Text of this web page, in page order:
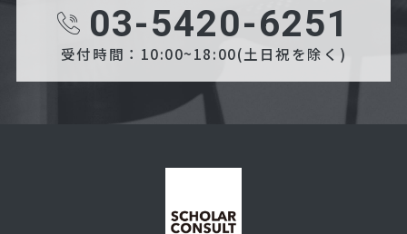
03-5420-6251
受付時間：10:00~18:00(土日祝を除く)